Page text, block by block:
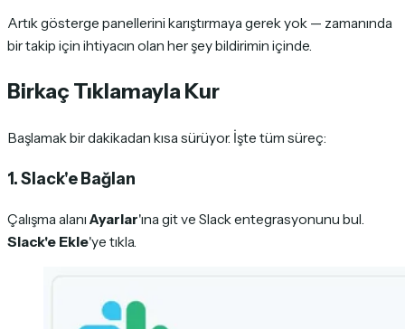
Artık gösterge panellerini karıştırmaya gerek yok — zamanında
bir takip için ihtiyacın olan her şey bildirimin içinde.
Birkaç Tıklamayla Kur
Başlamak bir dakikadan kısa sürüyor. İşte tüm süreç:
1. Slack'e Bağlan
Çalışma alanı Ayarlar'ına git ve Slack entegrasyonunu bul.
Slack'e Ekle'ye tıkla.